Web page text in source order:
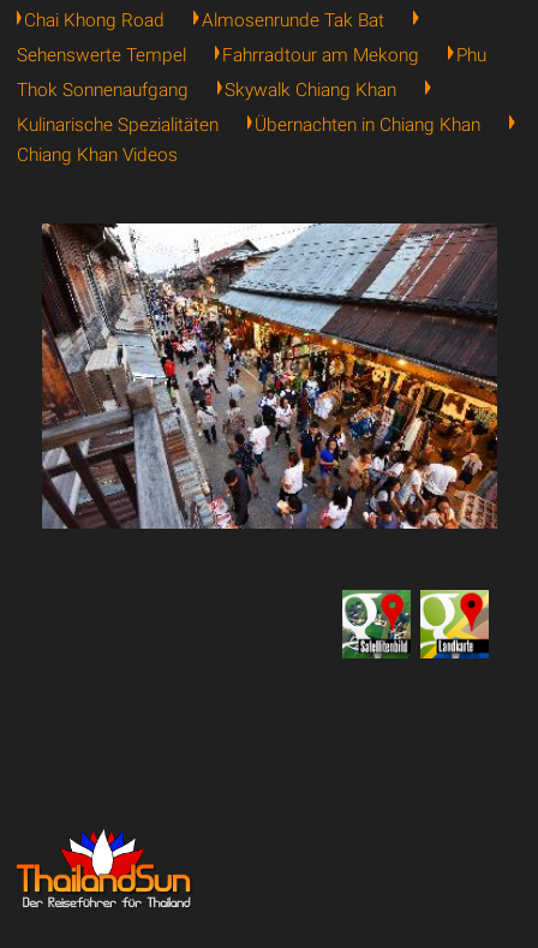
Chai Khong Road
Almosenrunde Tak Bat
Sehenswerte Tempel
Fahrradtour am Mekong
Phu
Thok Sonnenaufgang
Skywalk Chiang Khan
Kulinarische Spezialitäten
Übernachten in Chiang Khan
Chiang Khan Videos